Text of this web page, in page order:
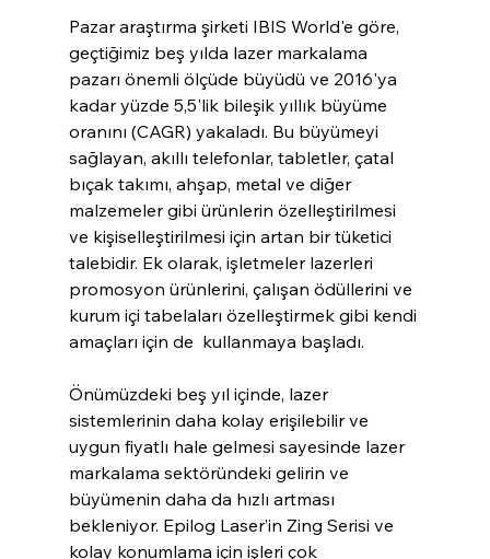
Pazar araştırma şirketi IBIS World'e göre,
geçtiğimiz beş yılda lazer markalama
pazarı önemli ölçüde büyüdü ve 2016'ya
kadar yüzde 5,5'lik bileşik yıllık büyüme
oranını (CAGR) yakaladı. Bu büyümeyi
sağlayan, akıllı telefonlar, tabletler, çatal
bıçak takımı, ahşap, metal ve diğer
malzemeler gibi ürünlerin özelleştirilmesi
ve kişiselleştirilmesi için artan bir tüketici
talebidir. Ek olarak, işletmeler lazerleri
promosyon ürünlerini, çalışan ödüllerini ve
kurum içi tabelaları özelleştirmek gibi kendi
amaçları için de  kullanmaya başladı.
Önümüzdeki beş yıl içinde, lazer
sistemlerinin daha kolay erişilebilir ve
uygun fiyatlı hale gelmesi sayesinde lazer
markalama sektöründeki gelirin ve
büyümenin daha da hızlı artması
bekleniyor. Epilog Laser’in Zing Serisi ve
kolay konumlama için işleri çok